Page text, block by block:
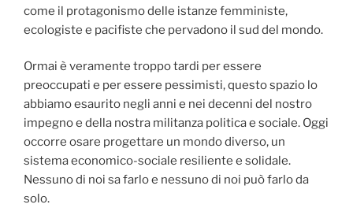
come il protagonismo delle istanze femministe,
ecologiste e pacifiste che pervadono il sud del mondo.
Ormai è veramente troppo tardi per essere
preoccupati e per essere pessimisti, questo spazio lo
abbiamo esaurito negli anni e nei decenni del nostro
impegno e della nostra militanza politica e sociale. Oggi
occorre osare progettare un mondo diverso, un
sistema economico-sociale resiliente e solidale.
Nessuno di noi sa farlo e nessuno di noi può farlo da
solo.